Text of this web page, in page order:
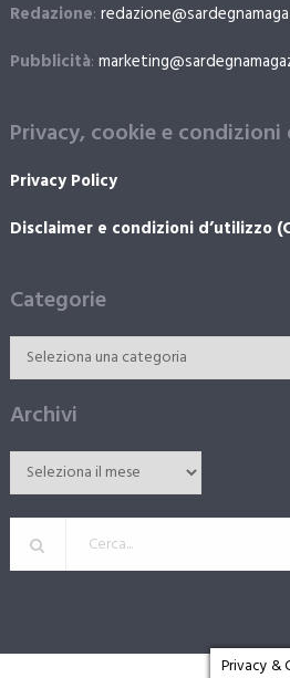
Redazione:
Pubblicità:
Privacy, cookie e
Privacy Policy
Disclaimer e condizioni d’utilizzo
Categorie
Archivi
Privacy &